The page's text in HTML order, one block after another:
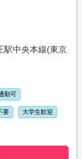
駅中央本線(東京
勤可
要 大学生歓迎